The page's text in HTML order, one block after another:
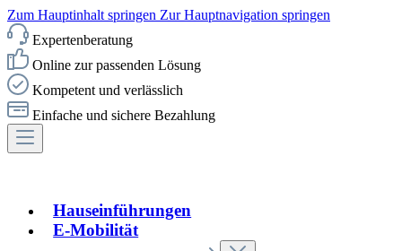
Zum Hauptinhalt springen Zur Hauptnavigation springen
Expertenberatung
Online zur passenden Lösung
Kompetent und verlässlich
Einfache und sichere Bezahlung
Hauseinführungen
E-Mobilität